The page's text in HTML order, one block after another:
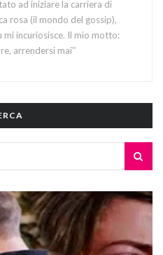
ad iniziare la carriera di
rosa (il mondo del gossip),
mi incuriosisce. Il mio motto:
arrendersi mai''